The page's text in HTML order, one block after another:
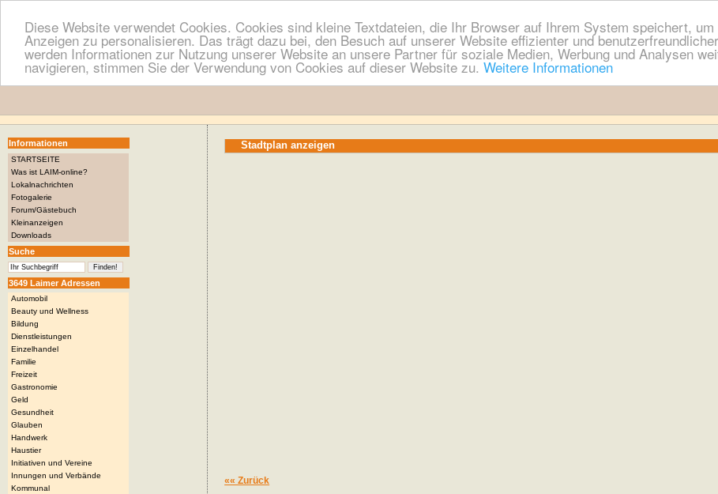
Diese Website verwendet Cookies. Cookies sind kleine Textdateien, die Ihr Browser auf Ihrem System speichert,
Anzeigen zu personalisieren. Das trägt dazu bei, den Besuch auf unserer Website effizienter und
werden Informationen zur Nutzung unserer Website an unsere Partner für soziale Medien, Werbung und Analysen
navigieren, stimmen Sie der Verwendung von Cookies auf dieser Website zu. Weitere Informationen
Informationen
STARTSEITE
Was ist LAIM-online?
Lokalnachrichten
Fotogalerie
Forum/Gästebuch
Kleinanzeigen
Downloads
Suche
3649 Laimer Adressen
Automobil
Beauty und Wellness
Bildung
Dienstleistungen
Einzelhandel
Familie
Freizeit
Gastronomie
Geld
Gesundheit
Glauben
Handwerk
Haustier
Initiativen und Vereine
Innungen und Verbände
Kommunal
Stadtplan anzeigen
«« Zurück